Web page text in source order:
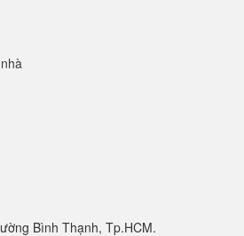
Bình Thạnh, Tp.HCM.